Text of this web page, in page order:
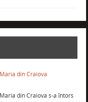
din Craiova
din Craiova s-a întors